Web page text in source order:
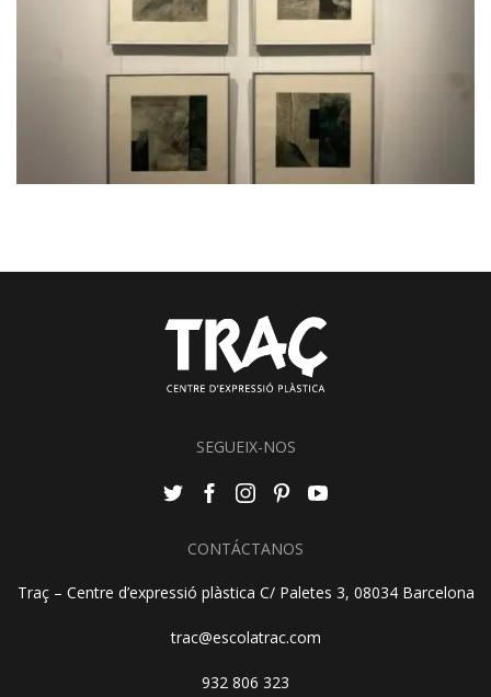
SEGUEIX-NOS
CONTÁCTANOS
Traç – Centre d’expressió plàstica C/ Paletes 3, 08034 Barcelona
trac@escolatrac.com
932 806 323